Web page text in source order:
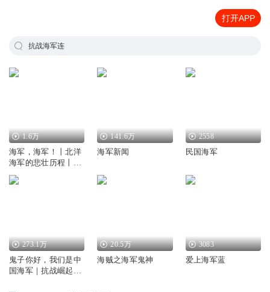
打开APP
抗战海军连
1.6万
海军，海军！丨北洋
海军的悲壮历程丨李
鸿章
141.6万
海军新闻
2558
民国海军
273.1万
鬼子你好，我们是中
国海军｜抗战崛起｜
20.5万
海贼之海军鬼神
3083
爱上海军蓝